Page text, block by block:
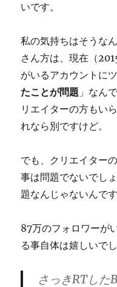
いです。
私の気持ちはそうな
さん方は、現在（
がいるアカウントに
たことが問題 」なん
リエイターの方もい
れなら別ですけど。
でも、クリエイター
事は問題でないでし
題なんじゃないんで
87万のフォロワーが
る事自体は嬉しいで
さっきRTした